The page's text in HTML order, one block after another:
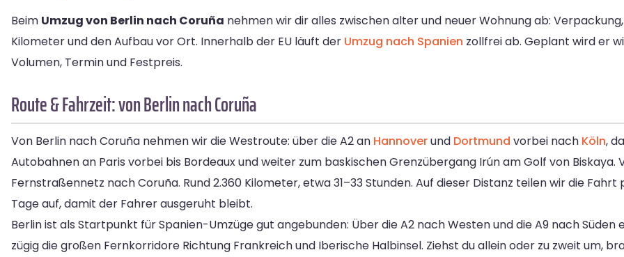
Beim Umzug von Berlin nach Coruña nehmen wir dir alles zwischen alter und neuer Wohnung ab:
Kilometer und den Aufbau vor Ort. Innerhalb der EU läuft der Umzug nach Spanien zollfrei ab. Geplant wird er
Volumen, Termin und Festpreis.
Route & Fahrzeit: von Berlin nach Coruña
Von Berlin nach Coruña nehmen wir die Westroute: über die A2 an Hannoverund Dortmund vorbei nach Köln,
Autobahnen an Paris vorbei bis Bordeaux und weiter zum baskischen Grenzübergang Irún am Golf von
Fernstraßennetz nach Coruña. Rund 2.360 Kilometer, etwa 31–33 Stunden. Auf dieser Distanz teilen wir die
Tage auf, damit der Fahrer ausgeruht bleibt.
Berlin ist als Startpunkt für Spanien-Umzüge gut angebunden: Über die A2 nach Westen und die A9 nach Süden
zügig die großen Fernkorridore Richtung Frankreich und Iberische Halbinsel. Ziehst du allein oder zu zweit um,